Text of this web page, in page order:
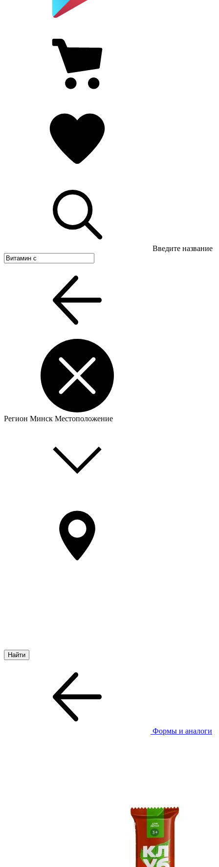
Введите название
Регион Минск Местоположение
Формы и аналоги